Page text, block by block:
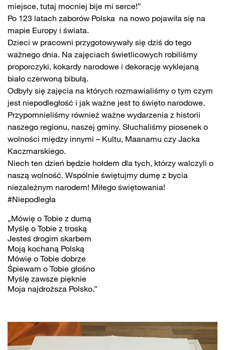
miejsce, tutaj mocniej bije mi serce!”
Po 123 latach zaborów Polska na nowo pojawiła się na
mapie Europy i świata.
Dzieci w pracowni przygotowywały się dziś do tego
ważnego dnia. Na zajęciach świetlicowych robiliśmy
proporczyki, kokardy narodowe i dekorację wyklejaną
biało czerwoną bibułą.
Odbyły się zajęcia na których rozmawialiśmy o tym czym
jest niepodległość i jak ważne jest to święto narodowe.
Przypomnieliśmy również ważne wydarzenia z historii
naszego regionu, naszej gminy. Słuchaliśmy piosenek o
wolności między innymi – Kultu, Maanamu czy Jacka
Kaczmarskiego.
Niech ten dzień będzie hołdem dla tych, którzy walczyli o
naszą wolność. Wspólnie świętujmy dumę z bycia
niezależnym narodem! Miłego świętowania!
#Niepodległa
„Mówię o Tobie z dumą
Myślę o Tobie z troską
Jesteś drogim skarbem
Moją kochaną Polską
Mówię o Tobie dobrze
Śpiewam o Tobie głośno
Myślę zawsze pięknie
Moja najdroższa Polsko.”